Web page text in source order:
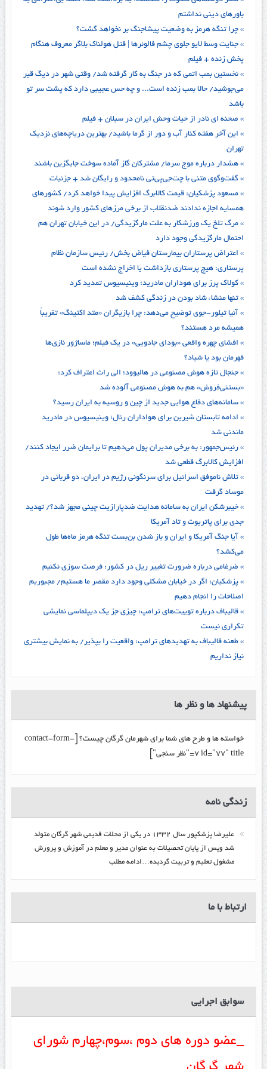
باورهای دینی نداشتم
» چرا تنگه هرمز به وضعیت پیشاجنگ بر نخواهد گشت؟
» جنایت وسط لایو جلوی چشم فالوئرها | قتل هولناک بلاگر معروف هنگام
پخش زنده + فیلم
» نخستین بمب اتمی که در جنگ به کار گرفته شد/ وقتی شهر در دیگ قیر
می‌جوشید/ حالا بمب زنده است... و چه حس عجیبی دارد که پشت سر تو
باشد
» صحنه ای نادر از حیات وحش ایران در سبلان + فیلم
» این آخر هفته کنار آب و دور از گرما باشید/ بهترین دریاچه‌های نزدیک
تهران
» هشدار درباره موج سرما/ مشترکان گاز آماده سوخت جایگزین باشند
» گفت‌وگوی متنی با چت‌جی‌پی‌تی نامحدود و رایگان شد + جزئیات
» مسعود پزشکیان: قیمت کالابرگ افزایش پیدا خواهد کرد/ کشورهای
همسایه اجازه ندادند ضدنقلاب از برخی مرزهای کشور وارد شوند
» مرگ تلخ یک ورزشکار به علت مارگزیدگی/ در این خیابان تهران هم
احتمال مارگزیدگی وجود دارد
» اعتراض پرستاران بیمارستان فیاض بخش/ رئیس سازمان نظام
پرستاری: هیچ پرستاری بازداشت یا اخراج نشده است
» کولاک پرز برای هوداران مادرید؛ وینیسیوس تمدید کرد
» تنها منشاء شاد بودن در زندگی کشف شد
» آنیا تیلور-جوی توضیح می‌دهد: چرا بازیگران «متد اکتینگ» تقریباً
همیشه مرد هستند؟
» افشای چهره واقعی «بودای جادویی» در یک فیلم؛ ماساژور نازی‌ها
قهرمان بود یا شیاد؟
» جنجال تازه هوش مصنوعی در هالیوود؛ الی راث اعتراف کرد:
«بستنی‌فروش» هم به هوش مصنوعی آلوده شد
» سامانه‌های دفاع هوایی جدید از چین و روسیه به ایران رسید؟
» ادامه تابستان شیرین برای هواداران رئال؛ وینیسیوس در مادرید
ماندنی شد
» رئیس‌جمهور: به برخی مدیران پول می‌دهیم تا برایمان ضرر ایجاد کنند/
افزایش کالابرگ قطعی شد
» تلاش ناموفق اسرائیل برای سرنگونی رژیم در ایران، دو قربانی در
موساد گرفت
» خیبرشکن ایران به سامانه هدایت ضدپارازیت چینی مجهز شد؟/ تهدید
جدی برای پاتریوت و تاد آمریکا
» آیا جنگ آمریکا و ایران و باز شدن بن‌بست تنگه هرمز ماه‌ها طول
می‌کشد؟
» ضرغامی درباره ضرورت تغییر ریل در کشور: فرصت سوزی نکنیم
» پزشکیان: اگر در خیابان مشکلی وجود دارد مقصر ما هستیم/ مجبوریم
اصلاحات را انجام دهیم
» قالیباف درباره توییت‌های ترامپ: چیزی جز یک دیپلماسی نمایشی
تکراری نیست
» طعنه قالیباف به تهدیدهای ترامپ: واقعیت را بپذیر/ به نمایش بیشتری
نیاز نداریم
پیشنهاد ها و نظر ها
خواسته ها و طرح های شما برای شهرمان گرگان چیست؟ [contact-form-
7 id="77" title="نظر سنجی"]
زندگي نامه
عليرضا پزشكپور سال ۱۳۳۲ در یکی از محلات قدیمی شهر گرگان متولد
شد وپس از پایان تحصیلات به عنوان مدیر و معلم در آموزش و پرورش
مشغول تعلیم و تربیت گرديده…ادامه مطلب
ارتباط با ما
سوابق اجرایی
_عضو دوره های دوم ،سوم،چهارم شورای